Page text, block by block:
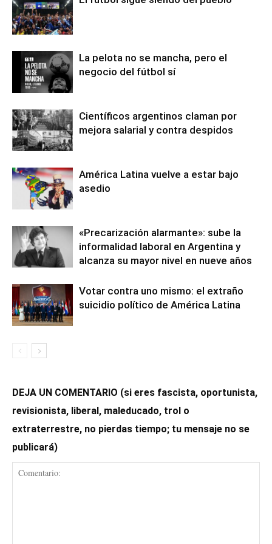
La pelota no se mancha, pero el
negocio del fútbol sí
Científicos argentinos claman por
mejora salarial y contra despidos
América Latina vuelve a estar bajo
asedio
«Precarización alarmante»: sube la
informalidad laboral en Argentina y
alcanza su mayor nivel en nueve años
Votar contra uno mismo: el extraño
suicidio político de América Latina
DEJA UN COMENTARIO (si eres fascista, oportunista,
revisionista, liberal, maleducado, trol o
extraterrestre, no pierdas tiempo; tu mensaje no se
publicará)